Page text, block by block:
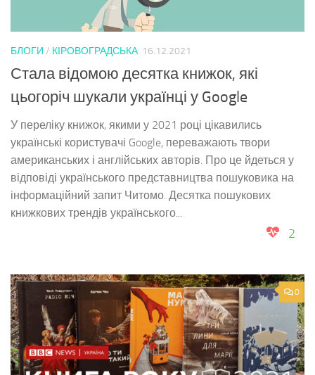
БЛОГИ / КІРОВОГРАДСЬКА 16.12.2021
Стала відомою десятка книжок, які
цьогоріч шукали українці у Google
У переліку книжок, якими у 2021 році цікавились
українські користувачі Google, переважають твори
американських і англійських авторів. Про це йдеться у
відповіді українського представництва пошуковика на
інформаційний запит Читомо. Десятка пошукових
книжкових трендів українського...
2
0